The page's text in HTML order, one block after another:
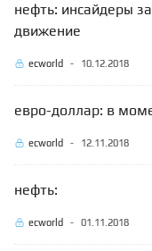
нефть: инсайдеры
движение
ecworld - 10.12.2018
евро-доллар: в
ecworld - 12.11.2018
нефть:
ecworld - 01.11.2018